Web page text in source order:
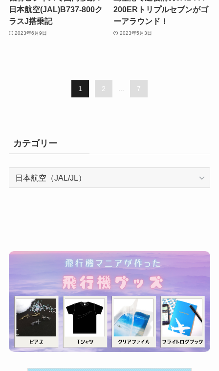
日本航空(JAL)B737-800ク
ラスJ搭乗記
2023年6月9日
200ERトリプルセブンがゴ
ーアラウンド！
2023年5月3日
1 2 ... 7
カテゴリー